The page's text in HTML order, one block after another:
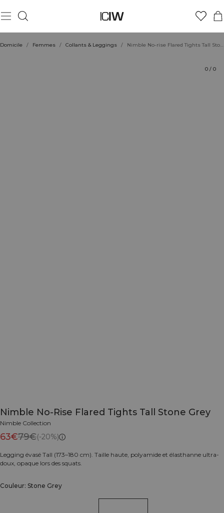
Domicile / Femmes / Collants & Leggings / Nimble No-rise Flared Tights Tall Stone Grey
0 / 0
Nimble No-Rise Flared Tights Tall Stone Grey
Nimble Collection
63€79€(-20%)
Legging évasé Tall (173–180 cm). Taille haute, polyamide et élasthanne ultra-
doux, opaque lors des squats.
Couleur: Stone Grey